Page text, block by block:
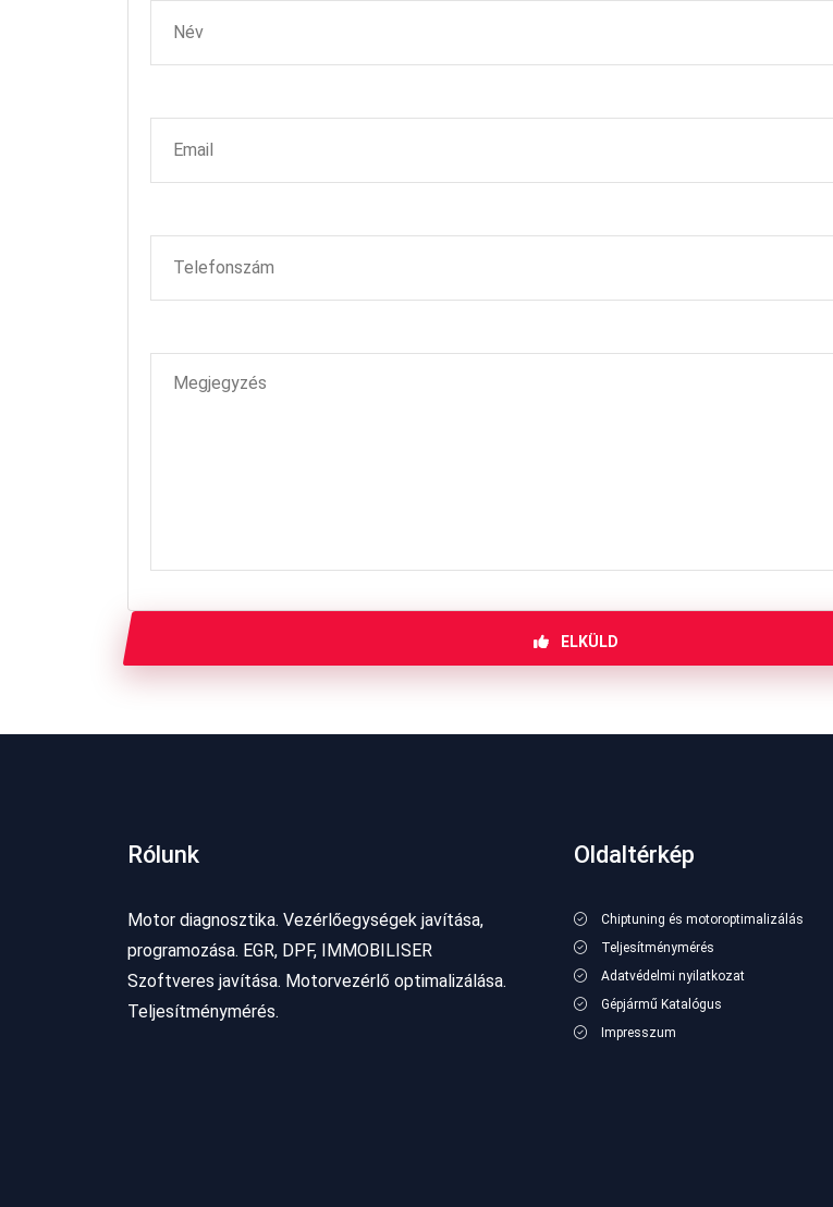
ELKÜLD
Rólunk
Motor diagnosztika. Vezérlőegységek javítása,
programozása. EGR, DPF, IMMOBILISER
Szoftveres javítása. Motorvezérlő optimalizálása.
Teljesítménymérés.
Oldaltérkép
Chiptuning és motoroptimalizálás
Teljesítménymérés
Adatvédelmi nyilatkozat
Gépjármű Katalógus
Impresszum